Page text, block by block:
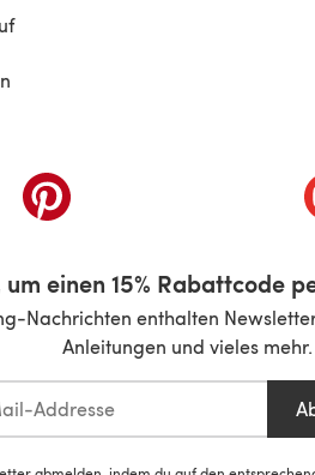
(öffnet sich in einem neuen
einen 15% Rabattcode
Nachrichten enthalten
Anleitungen und vieles mehr.